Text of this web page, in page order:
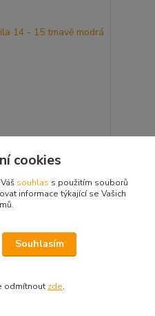
do košíku
cookies
souhlas s použitím souborů
informace týkající se Vašich
Souhlasím
odmítnout zde.